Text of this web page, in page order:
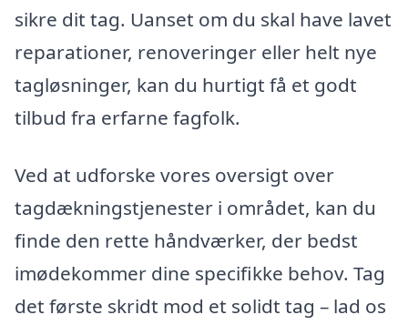
sikre dit tag. Uanset om du skal have lavet
reparationer, renoveringer eller helt nye
tagløsninger, kan du hurtigt få et godt
tilbud fra erfarne fagfolk.
Ved at udforske vores oversigt over
tagdækningstjenester i området, kan du
finde den rette håndværker, der bedst
imødekommer dine specifikke behov. Tag
det første skridt mod et solidt tag – lad os